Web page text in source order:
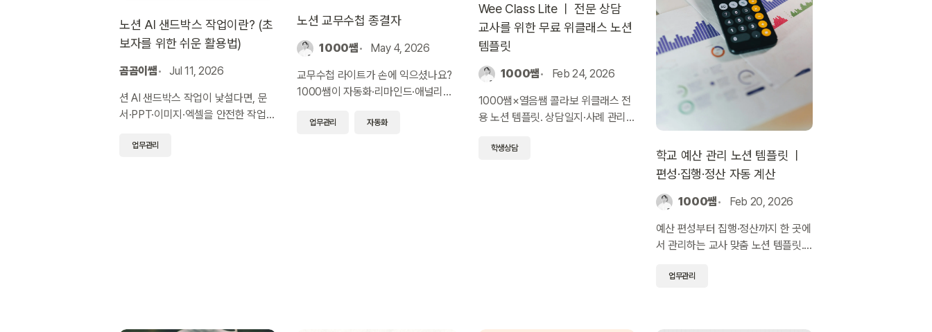
노션 AI 샌드박스 작업이란? (초
보자를 위한 쉬운 활용법)
곰곰이쌤 Jul 11, 2026
션 AI 샌드박스 작업이 낯설다면, 문
서·PPT·이미지·엑셀을 안전한 작업
교사를 위한 활용 예시와 주의점을 정
업무관리
노션 교무수첩 종결자
1000쌤 May 4, 2026
교무수첩 라이트가 손에 익으셨나요?
1000쌤이 자동화·리마인드·애널리틱
무수첩 종결자로 한 단계 올라가세요.
업무관리 자동화
Wee Class Lite ㅣ 전문 상담
교사를 위한 무료 위클래스 노션
템플릿
1000쌤 Feb 24, 2026
1000쌤×열음쌤 콜라보 위클래스 전
용 노션 템플릿. 상담일지·사례 관리·
한 무료 입문용 Lite 버전.
학생상담
학교 예산 관리 노션 템플릿 ㅣ
편성·집행·정산 자동 계산
1000쌤 Feb 20, 2026
예산 편성부터 집행·정산까지 한 곳에
서 관리하는 교사 맞춤 노션 템플릿.
계산, K-에듀파인 사업카드 연동 지
업무관리